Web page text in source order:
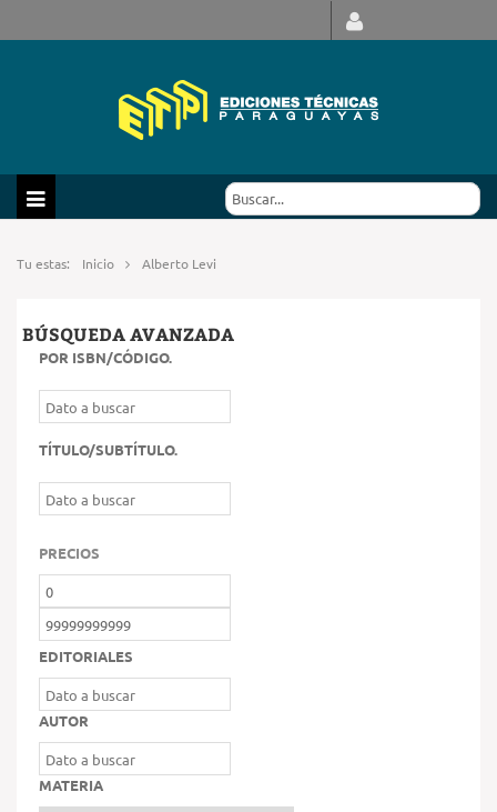
Tu estas: Inicio Alberto Levi
BÚSQUEDA AVANZADA
POR ISBN/CÓDIGO.
TÍTULO/SUBTÍTULO.
PRECIOS
EDITORIALES
AUTOR
MATERIA